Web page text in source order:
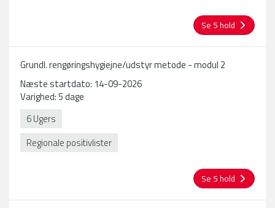
Se 5 hold
Grundl. rengøringshygiejne/udstyr metode - modul 2
6 Ugers
Regionale positivlister
Se 5 hold
Næste startdato: 14-09-2026
Varighed: 5 dage